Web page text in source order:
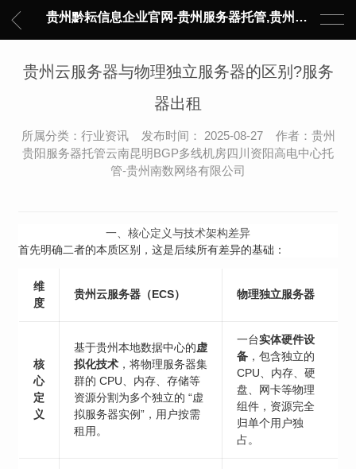
贵州黔耘信息企业官网-贵州服务器托管,贵州主机托管,云服务器托管,数据中心托管,网络设备托管,服务器租用,托管服务提供商,服务器管理-黔耘信息 贵州数据中心机柜租用-专业贵州IDC托管服务器维修
贵州云服务器与物理独立服务器的区别?服务
器出租
所属分类：行业资讯 发布时间： 2025-08-27 作者：贵州
贵阳服务器托管云南昆明BGP多线机房四川资阳高电中心托
管-贵州南数网络有限公司
一、核心定义与技术架构差异
首先明确二者的本质区别，这是后续所有差异的基础：
维
度
贵州云服务器（ECS） 物理独立服务器
核
心
定
义
基于贵州本地数据中心的虚
拟化技术，将物理服务器集
群的 CPU、内存、存储等
资源分割为多个独立的 “虚
拟服务器实例”，用户按需
租用。
一台实体硬件设
备，包含独立的
CPU、内存、硬
盘、网卡等物理
组件，资源完全
归单个用户独
占。